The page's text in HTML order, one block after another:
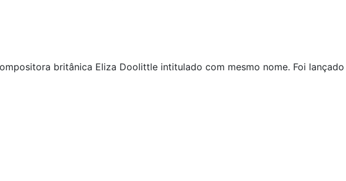
britânica Eliza Doolittle intitulado com mesmo nome. Foi